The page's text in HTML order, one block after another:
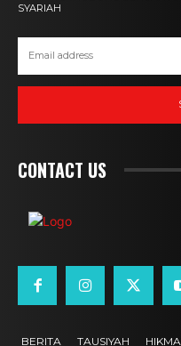
SYARIAH
CONTACT US
BERITA TAUSIYAH